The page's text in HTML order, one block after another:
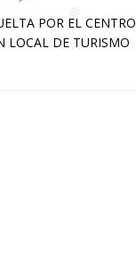
POR EL CENTRO
LOCAL DE TURISMO